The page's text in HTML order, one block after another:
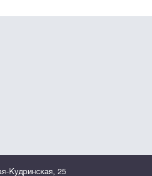
Кудринская, 25